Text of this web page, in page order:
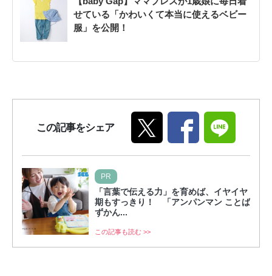
せている「かわいくて本当に使えるベビー
服」を公開！
この記事をシェア
PR
「言葉で伝える力」を育めば、イヤイヤ
期もすっきり！ 「アンパンマン ことば
ずかん...
この記事も読む >>